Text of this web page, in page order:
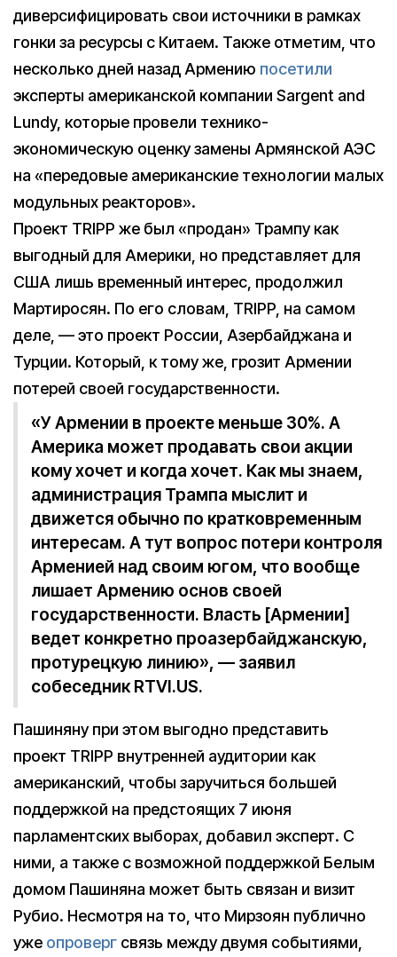
диверсифицировать свои источники в рамках
гонки за ресурсы с Китаем. Также отметим, что
несколько дней назад Армению посетили
эксперты американской компании Sargent and
Lundy, которые провели технико-
экономическую оценку замены Армянской АЭС
на «передовые американские технологии малых
модульных реакторов».
Проект TRIPP же был «продан» Трампу как
выгодный для Америки, но представляет для
США лишь временный интерес, продолжил
Мартиросян. По его словам, TRIPP, на самом
деле, — это проект России, Азербайджана и
Турции. Который, к тому же, грозит Армении
потерей своей государственности.
«У Армении в проекте меньше 30%. А
Америка может продавать свои акции
кому хочет и когда хочет. Как мы знаем,
администрация Трампа мыслит и
движется обычно по кратковременным
интересам. А тут вопрос потери контроля
Арменией над своим югом, что вообще
лишает Армению основ своей
государственности. Власть [Армении]
ведет конкретно проазербайджанскую,
протурецкую линию», — заявил
собеседник RTVI.US.
Пашиняну при этом выгодно представить
проект TRIPP внутренней аудитории как
американский, чтобы заручиться большей
поддержкой на предстоящих 7 июня
парламентских выборах, добавил эксперт. С
ними, а также с возможной поддержкой Белым
домом Пашиняна может быть связан и визит
Рубио. Несмотря на то, что Мирзоян публично
уже опроверг связь между двумя событиями,